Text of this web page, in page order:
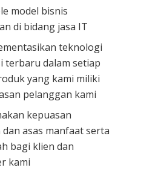
model bisnis
di bidang jasa IT
teknologi
terbaru dalam setiap
yang kami miliki
pelanggan kami
kepuasan
asas manfaat serta
bagi klien dan
kami